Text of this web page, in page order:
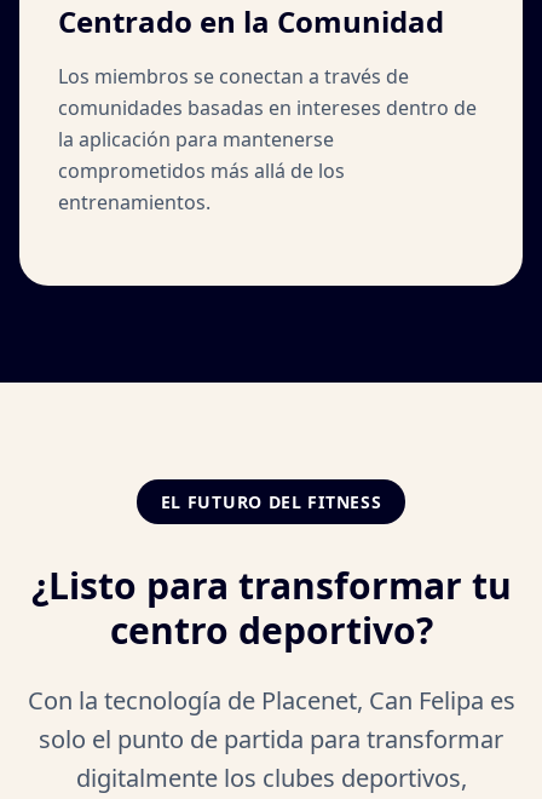
Centrado en la Comunidad
Los miembros se conectan a través de
comunidades basadas en intereses dentro de
la aplicación para mantenerse
comprometidos más allá de los
entrenamientos.
EL FUTURO DEL FITNESS
¿Listo para transformar tu
centro deportivo?
Con la tecnología de Placenet, Can Felipa es
solo el punto de partida para transformar
digitalmente los clubes deportivos,